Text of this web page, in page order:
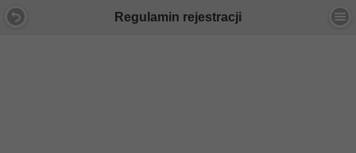
Regulamin rejestracji